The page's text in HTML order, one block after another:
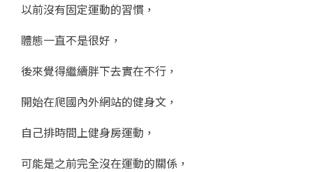
以前沒有固定運動的習慣，
體態一直不是很好，
後來覺得繼續胖下去實在不行，
開始在爬國內外網站的健身文，
自己排時間上健身房運動，
可能是之前完全沒在運動的關係，